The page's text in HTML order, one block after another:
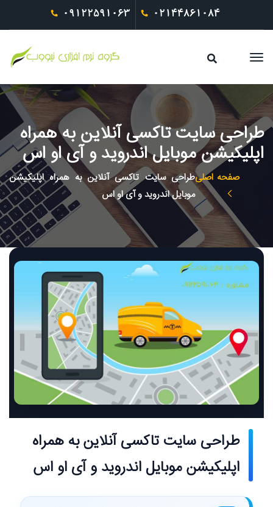
09122591063 02144861084
طراحی سایت تاکسی آنلاین به همراه
اپلیکیشن موبایل اندروید و آی او اس
صفحه اصلیطراحی سایت تاکسی آنلاین به همراه اپلیکیشن
موبایل اندروید و آی او اس
طراحی سایت تاکسی آنلاین به همراه
اپلیکیشن موبایل اندروید و آی او اس